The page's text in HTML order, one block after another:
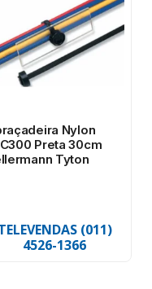
Nylon
Preta 30cm
Tyton
(011)
4526-1366